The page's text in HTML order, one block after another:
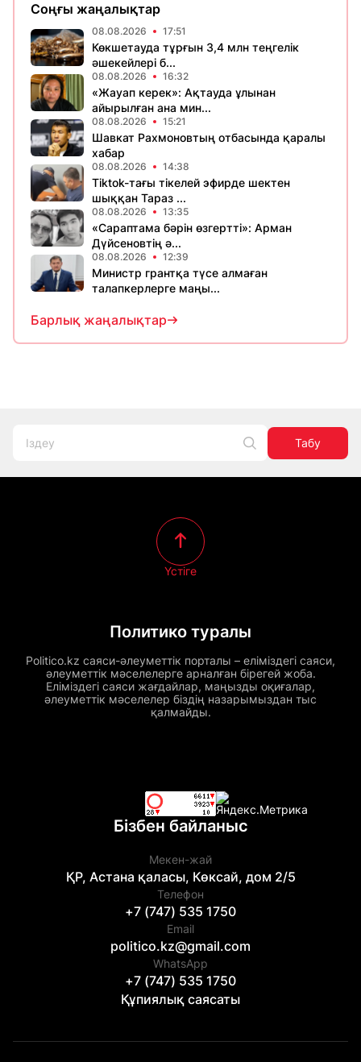
Соңғы жаңалықтар
08.08.2026 17:51
Көкшетауда тұрғын 3,4 млн теңгелік
әшекейлері б...
08.08.2026 16:32
«Жауап керек»: Ақтауда ұлынан
айырылған ана мин...
08.08.2026 15:21
Шавкат Рахмоновтың отбасында қаралы
хабар
08.08.2026 14:38
Tiktok-тағы тікелей эфирде шектен
шыққан Тараз ...
08.08.2026 13:35
«Сараптама бәрін өзгертті»: Арман
Дүйсеновтің ә...
08.08.2026 12:39
Министр грантқа түсе алмаған
талапкерлерге маңы...
Барлық жаңалықтар
Табу
Политико туралы
Politico.kz саяси-әлеуметтік порталы – еліміздегі саяси,
әлеуметтік мәселелерге арналған бірегей жоба.
Еліміздегі саяси жағдайлар, маңызды оқиғалар,
әлеуметтік мәселелер біздің назарымыздан тыс
қалмайды.
Үстіге
Бізбен байланыс
Мекен-жай
ҚР, Астана қаласы, Көксай, дом 2/5
Телефон
+7 (747) 535 1750
Email
politico.kz@gmail.com
WhatsApp
+7 (747) 535 1750
Құпиялық саясаты